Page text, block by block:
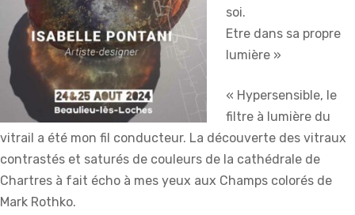
soi.
Etre dans sa propre
lumière »
« Hypersensible, le
filtre à lumière du
vitrail a été mon fil conducteur. La découverte des vitraux
contrastés et saturés de couleurs de la cathédrale de
Chartres à fait écho à mes yeux aux Champs colorés de
Mark Rothko.